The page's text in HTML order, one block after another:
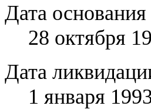
Дата основания
28 октября
Дата
1 января